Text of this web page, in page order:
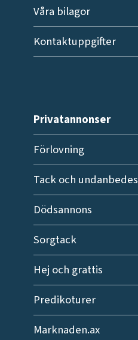
Våra bilagor
Kontaktuppgifter
Privatannonser
Förlovning
Tack och undanbedes
Dödsannons
Sorgtack
Hej och grattis
Predikoturer
Marknaden.ax